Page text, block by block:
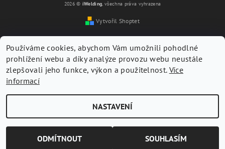
osobních údajů
2026 © iWelding, všechna práva vyhrazena
Vytvořil Shoptet
Používáme cookies, abychom Vám umožnili pohodlné
prohlížení webu a díky analýze provozu webu neustále
zlepšovali jeho funkce, výkon a použitelnost. Více
informací
NASTAVENÍ
ODMÍTNOUT SOUHLASÍM